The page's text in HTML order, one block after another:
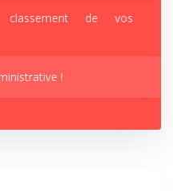
classement de vos
!